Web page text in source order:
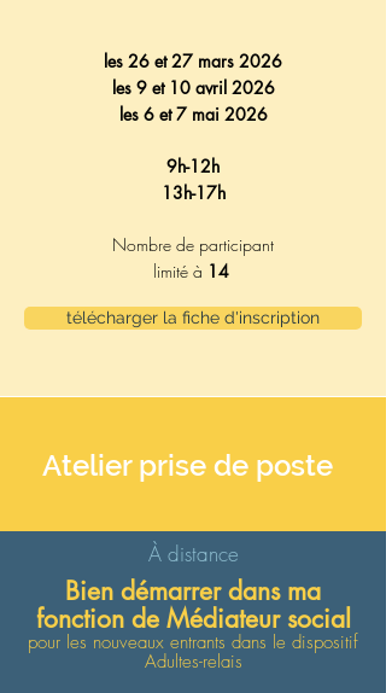
les 26 et 27 mars 2026
les 9 et 10 avril 2026
les 6 et 7 mai 2026
9h-12h
13h-17h
Nombre de participant
limité à 14
télécharger la fiche d'inscription
Atelier prise de poste
À distance
Bien démarrer dans ma
fonction de Médiateur social
pour les nouveaux entrants dans le dispositif
Adultes-relais